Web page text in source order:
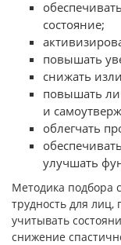
состояние;
повышать
снижать
повышать
и
облегчать
улучшать
Методика подбора
трудность для
учитывать
снижение